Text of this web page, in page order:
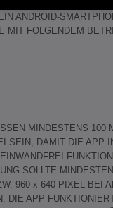
ANDROID-
MIT FOLGENDEM
MINDESTENS 100
SEIN, DAMIT DIE APP
SOLLTE
960 x 640 PIXEL BEI
DIE APP